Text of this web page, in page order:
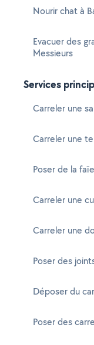
Nourir chat à
Evacuer des
Messieurs
Services
Carreler une
Carreler une
Poser de la
Carreler une
Carreler une
Poser des
Déposer du
Poser des